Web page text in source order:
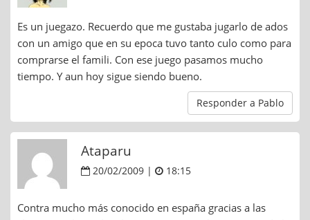
Es un juegazo. Recuerdo que me gustaba jugarlo de ados
con un amigo que en su epoca tuvo tanto culo como para
comprarse el famili. Con ese juego pasamos mucho
tiempo. Y aun hoy sigue siendo bueno.
Responder a Pablo
Ataparu
20/02/2009 | 18:15
Contra mucho más conocido en españa gracias a las